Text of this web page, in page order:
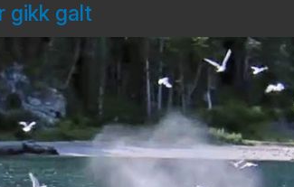
gikk galt